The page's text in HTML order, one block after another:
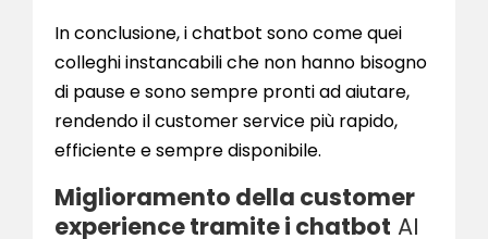
In conclusione, i chatbot sono come quei
colleghi instancabili che non hanno bisogno
di pause e sono sempre pronti ad aiutare,
rendendo il customer service più rapido,
efficiente e sempre disponibile.
Miglioramento della customer
experience tramite i chatbot AI